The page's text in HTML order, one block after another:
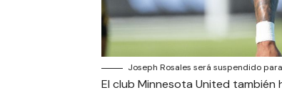
Joseph Rosales será suspendido
El club Minnesota United también